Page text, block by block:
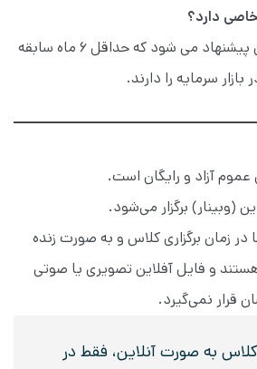
خاصی دارد؟
بله. این وبینار به افرادی پیشنهاد می شود که حداقل 6 ماه سابقه
سرمایه را دارند.
آزاد و رایگان است.
(وبینار) برگزار می‌شود.
در زمان برگزاری کلاس و به صورت زنده
و فایل آفلاین تصویری یا صوتی
قرار نمی‌گیرد.
به صورت آنلاین، فقط در